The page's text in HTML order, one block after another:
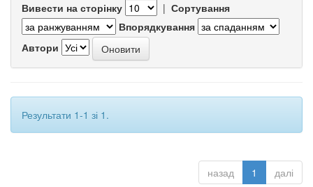
Вивести на сторінку | Сортування
Впорядкування
Автори
Результати 1-1 зі 1.
назад 1 далі